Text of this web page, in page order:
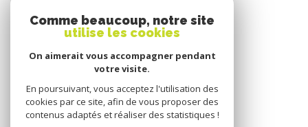
SE CONNECTER
ESPACE PROPRIÉTAIRE
Comme beaucoup, notre site
utilise les cookies
On aimerait vous accompagner pendant
votre visite.
En poursuivant, vous acceptez l'utilisation des
cookies par ce site, afin de vous proposer des
contenus adaptés et réaliser des statistiques !